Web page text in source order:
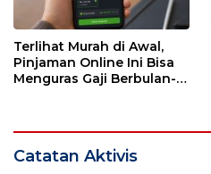
Terlihat Murah di Awal,
Pinjaman Online Ini Bisa
Menguras Gaji Berbulan-
Catatan Aktivis